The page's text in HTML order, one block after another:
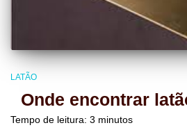
LATÃO
Onde encontrar
Tempo de leitura: 3 minutos